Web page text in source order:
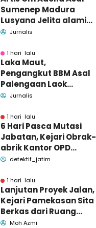
Sumenep Madura
Lusyana Jelita alami
kecelakaan di Wonogiri
Jurnalis
1 hari lalu
Laka Maut,
Pengangkut BBM Asal
Palengaan Laok
Pamekasan Meninggal
Jurnalis
1 hari lalu
6 Hari Pasca Mutasi
Jabatan, Kejari Obrak-
abrik Kantor OPD
Pemkab Pamekasan
detektif_jatim
1 hari lalu
Lanjutan Proyek Jalan,
Kejari Pamekasan Sita
Berkas dari Ruang
Pemkab Pamekasan
Moh Azmi